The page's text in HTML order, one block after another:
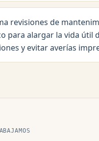
revisiones de
para alargar la vida útil
y evitar averías